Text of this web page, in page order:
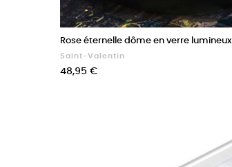
Rose éternelle dôme en verre lumineux
Saint-Valentin
Prix
48,95 €